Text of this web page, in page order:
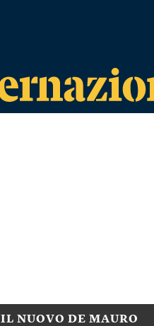
IL NUOVO DE MAURO